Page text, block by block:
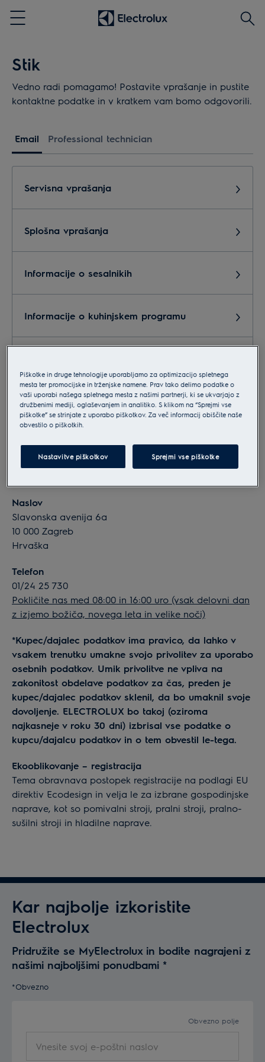
Menu
Išči
Stik
Vedno radi pomagamo! Postavite vprašanje in pustite
kontaktne podatke in v kratkem vam bomo odgovorili.
Email Professional technician
Servisna vprašanja
Splošna vprašanja
Informacije o sesalnikih
Informacije o kuhinjskem programu
Informacije o pralnih in sušilnih strojih
Podatki o podjetju
Naslov
Slavonska avenija 6a
10 000 Zagreb
Hrvaška
Telefon
01/24 25 730
Pokličite nas med 08:00 in 16:00 uro (vsak delovni dan
z izjemo božiča, novega leta in velike noči)
*Kupec/dajalec podatkov ima pravico, da lahko v
vsakem trenutku umakne svojo privolitev za uporabo
osebnih podatkov. Umik privolitve ne vpliva na
zakonitost obdelave podatkov za čas, preden je
kupec/dajalec podatkov sklenil, da bo umaknil svoje
dovoljenje. ELECTROLUX bo takoj (oziroma
najkasneje v roku 30 dni) izbrisal vse podatke o
kupcu/dajalcu podatkov in o tem obvestil le-tega.
Ekooblikovanje – registracija
Tema obravnava postopek registracije na podlagi EU
direktiv Ecodesign in velja le za izbrane gospodinjske
naprave, kot so pomivalni stroji, pralni stroji, pralno-
sušilni stroji in hladilne naprave.
Kar najbolje izkoristite
Electrolux
Pridružite se MyElectrolux in bodite nagrajeni z
našimi najboljšimi ponudbami *
*Obvezno
Obvezno polje
svoj
Piškotke in druge tehnologije uporabljamo za optimizacijo spletnega
mesta ter promocijske in trženjske namene. Prav tako delimo podatke o
vaši uporabi našega spletnega mesta z našimi partnerji, ki se ukvarjajo z
družbenimi mediji, oglaševanjem in analitiko. S klikom na “Sprejmi vse
piškotke” se strinjate z uporabo piškotkov. Za več informacij obiščite naše
obvestilo o piškotkih.
Nastavitve piškotkov Sprejmi vse piškotke